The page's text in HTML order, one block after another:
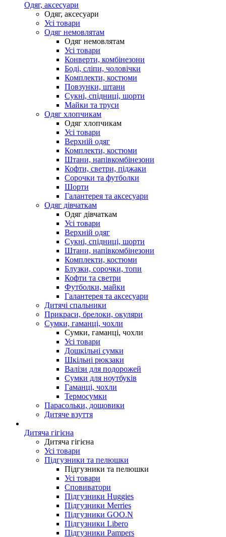
Одяг, аксесуари
Одяг, аксесуари
Усі товари
Одяг немовлятам
Одяг немовлятам
Усі товари
Конверти, комбінезони
Боді, сліпи, чоловічки
Комплекти, костюми
Повзунки, штани
Сукні, спідниці, шорти
Майки та труси
Одяг хлопчикам
Одяг хлопчикам
Усі товари
Верхній одяг
Комплекти, костюми
Штани, напівкомбінезони
Кофти, светри, піджаки
Сорочки та футболки
Шорти
Галантерея та аксесуари
Одяг дівчаткам
Одяг дівчаткам
Усі товари
Верхній одяг
Сукні, спідниці, шорти
Штани, напівкомбінезони
Комплекти, костюми
Блузки, сорочки, топи
Кофти та светри
Футболки, майки
Галантерея та аксесуари
Дитячі спальники
Прикраси, брелоки, окуляри
Сумки, гаманці, чохли
Сумки, гаманці, чохли
Усі товари
Дошкільні сумки
Шкільні рюкзаки
Валізи для подорожей
Сумки для ноутбуків
Гаманці, чохли
Термосумки
Парасольки, дощовики
Дитяче взуття
Дитяча гігієна
Дитяча гігієна
Усі товари
Підгузники та пелюшки
Підгузники та пелюшки
Усі товари
Сповиватори
Підгузники Huggies
Підгузники Merries
Підгузники GOO.N
Підгузники Libero
Підгузники Pampers